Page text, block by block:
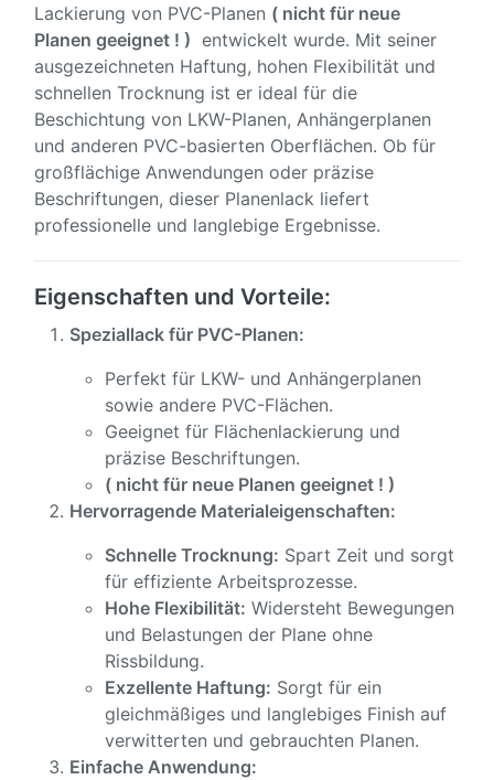
Lackierung von PVC-Planen ( nicht für neue
Planen geeignet ! ) entwickelt wurde. Mit seiner
ausgezeichneten Haftung, hohen Flexibilität und
schnellen Trocknung ist er ideal für die
Beschichtung von LKW-Planen, Anhängerplanen
und anderen PVC-basierten Oberflächen. Ob für
großflächige Anwendungen oder präzise
Beschriftungen, dieser Planenlack liefert
professionelle und langlebige Ergebnisse.
Eigenschaften und Vorteile:
Speziallack für PVC-Planen:
Perfekt für LKW- und Anhängerplanen
sowie andere PVC-Flächen.
Geeignet für Flächenlackierung und
präzise Beschriftungen.
( nicht für neue Planen geeignet ! )
Hervorragende Materialeigenschaften:
Schnelle Trocknung: Spart Zeit und sorgt
für effiziente Arbeitsprozesse.
Hohe Flexibilität: Widersteht Bewegungen
und Belastungen der Plane ohne
Rissbildung.
Exzellente Haftung: Sorgt für ein
gleichmäßiges und langlebiges Finish auf
verwitterten und gebrauchten Planen.
Einfache Anwendung: